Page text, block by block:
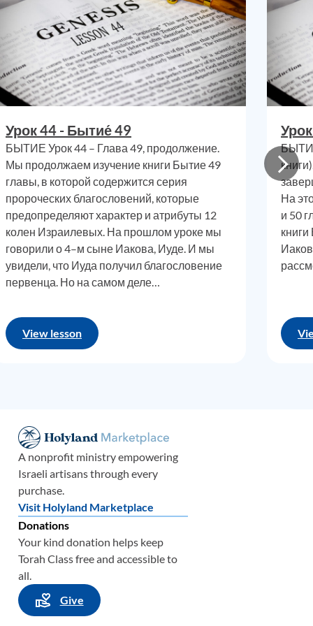
что
то
либо
ам.
в
к
в
из
ом
Урок 44 - Бытие́ 49
БЫТИЕ Урок 44 – Глава 49, продолжение.
Мы продолжаем изучение книги Бытие 49
главы, в которой содержится серия
пророческих благословений, которые
предопределяют характер и атрибуты 12
колен Израилевых. На прошлом уроке мы
говорили о 4–м сыне Иакова, Иуде. И мы
увидели, что Иуда получил благословение
первенца. Но на самом деле…
View lesson
На
и 50
A nonprofit ministry empowering
Israeli artisans through every
purchase.
Visit Holyland Marketplace
Donations
Your kind donation helps keep
Torah Class free and accessible to
all.
Give